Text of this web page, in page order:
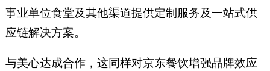
事业单位食堂及其他渠道提供定制服务及一站式供
应链解决方案。
与美心达成合作，这同样对京东餐饮增强品牌效应